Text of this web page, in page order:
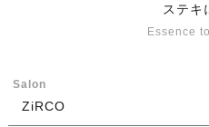
ステキ
Essence
Salon
ZiRCO